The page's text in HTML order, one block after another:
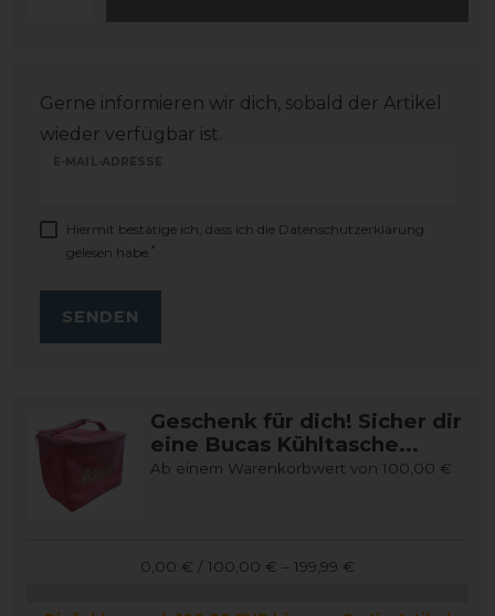
Gerne informieren wir dich, sobald der Artikel
wieder verfügbar ist.
E-MAIL-ADRESSE
Hiermit bestätige ich, dass ich die Daten­schutz­erklärung
gelesen habe. *
SENDEN
Geschenk für dich! Sicher dir
eine Bucas Kühltasche...
Ab einem Warenkorbwert von 100,00 €
0,00 € / 100,00 € – 199,99 €